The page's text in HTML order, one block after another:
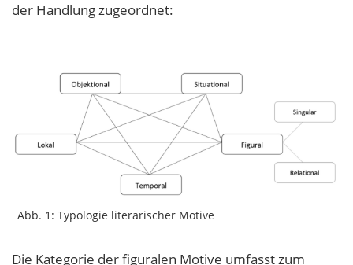
der Handlung zugeordnet:
Abb. 1: Typologie literarischer Motive
Die Kategorie der figuralen Motive umfasst zum